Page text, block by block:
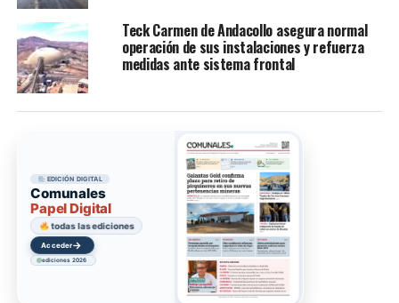
Teck Carmen de Andacollo asegura normal
operación de sus instalaciones y refuerza
medidas ante sistema frontal
EDICIÓN DIGITAL
Comunales
Papel Digital
todas las ediciones
Acceder→
ediciones 2026